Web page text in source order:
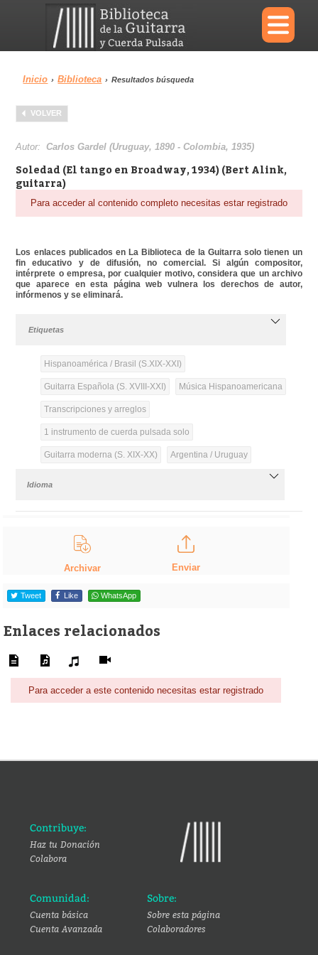
×
Menu
Biblioteca Diccionario
Área personal Reproductor
Inicio › Biblioteca › Resultados búsqueda
VOLVER
Autor:Carlos Gardel (Uruguay, 1890 - Colombia, 1935)
Soledad (El tango en Broadway, 1934) (Bert Alink,
guitarra)
Para acceder al contenido completo necesitas estar registrado
Los enlaces publicados en La Biblioteca de la Guitarra solo tienen un
fin educativo y de difusión, no comercial. Si algún compositor,
intérprete o empresa, por cualquier motivo, considera que un archivo
que aparece en esta página web vulnera los derechos de autor,
infórmenos y se eliminará.
Etiquetas
Hispanoamérica / Brasil (S.XIX-XXI)
Guitarra Española (S. XVIII-XXI) Música Hispanoamericana
Transcripciones y arreglos
1 instrumento de cuerda pulsada solo
Guitarra moderna (S. XIX-XX) Argentina / Uruguay
Idioma
Archivar Enviar
Tweet Like WhatsApp
Enlaces relacionados
Para acceder a este contenido necesitas estar registrado
Contribuye:
Haz tu Donación
Colabora
Comunidad:
Cuenta básica
Cuenta Avanzada
Sobre:
Sobre esta página
Colaboradores